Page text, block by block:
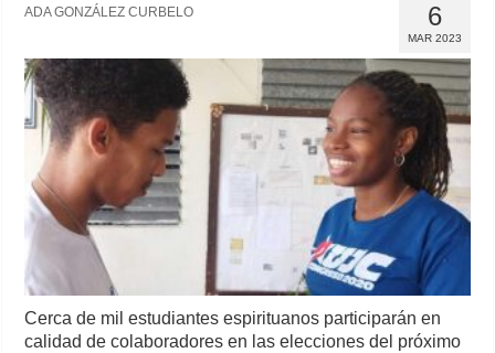
6
MAR 2023
ADA GONZÁLEZ CURBELO
Cerca de mil estudiantes espirituanos participarán en
calidad de colaboradores en las elecciones del próximo